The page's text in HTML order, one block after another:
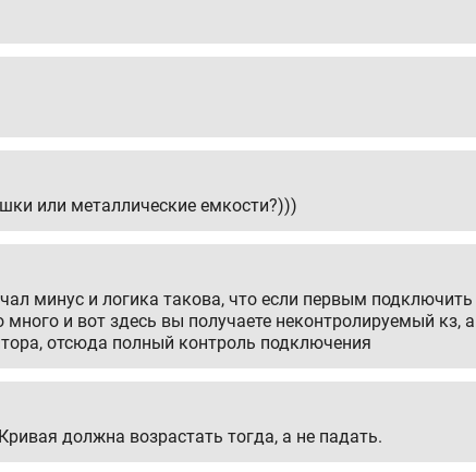
или металлические емкости?)))
минус и логика такова, что если первым
и вот здесь вы получаете неконтролируемый кз,
отсюда полный контроль подключения
должна возрастать тогда, а не падать.